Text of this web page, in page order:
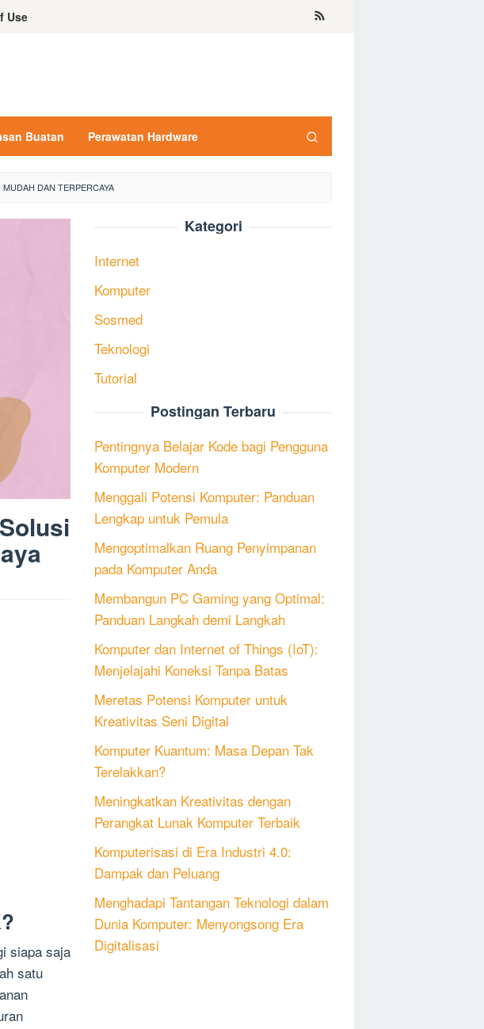
Use
Buatan Perawatan Hardware
DAN TERPERCAYA
siapa saja
satu
Kategori
Internet
Komputer
Sosmed
Teknologi
Tutorial
Postingan Terbaru
Pentingnya Belajar Kode bagi Pengguna
Komputer Modern
Menggali Potensi Komputer: Panduan
Lengkap untuk Pemula
Mengoptimalkan Ruang Penyimpanan
pada Komputer Anda
Membangun PC Gaming yang Optimal:
Panduan Langkah demi Langkah
Komputer dan Internet of Things (IoT):
Menjelajahi Koneksi Tanpa Batas
Meretas Potensi Komputer untuk
Kreativitas Seni Digital
Komputer Kuantum: Masa Depan Tak
Terelakkan?
Meningkatkan Kreativitas dengan
Perangkat Lunak Komputer Terbaik
Komputerisasi di Era Industri 4.0:
Dampak dan Peluang
Menghadapi Tantangan Teknologi dalam
Dunia Komputer: Menyongsong Era
Digitalisasi